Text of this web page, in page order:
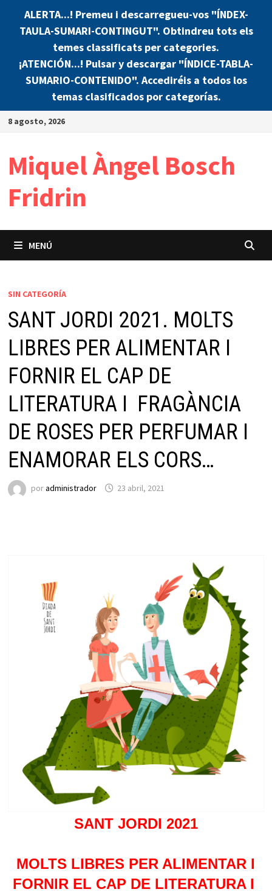
ALERTA...! Premeu i descarregueu-vos "ÍNDEX-
TAULA-SUMARI-CONTINGUT". Obtindreu tots els
temes classificats per categories.
¡ATENCIÓN...! Pulsar y descargar "ÍNDICE-TABLA-
SUMARIO-CONTENIDO". Accediréis a todos los
temas clasificados por categorías.
Saltar
8 agosto, 2026
Miquel Àngel Bosch
Fridrin
MENÚ
SIN CATEGORÍA
SANT JORDI 2021. MOLTS
LIBRES PER ALIMENTAR I
FORNIR EL CAP DE
LITERATURA I FRAGÀNCIA
DE ROSES PER PERFUMAR I
ENAMORAR ELS CORS…
poradministrador 23 abril, 2021
SANT JORDI 2021
MOLTS LIBRES PER ALIMENTAR I
FORNIR EL CAP DE LITERATURA I